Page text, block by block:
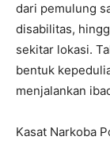
dari pemulung
disabilitas,
sekitar lokasi.
bentuk
menjalankan
Kasat Narkoba